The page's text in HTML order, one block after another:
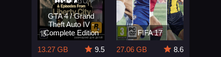
GTA 4 / Grand
Theft Auto IV -
Complete Edition
13.27 GB
9.5
FIFA 17
27.06 GB
8.6